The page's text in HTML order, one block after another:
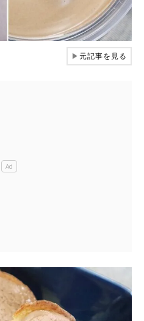
▶元記事を見る